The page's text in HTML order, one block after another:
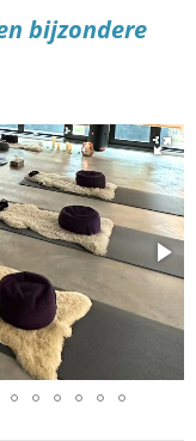
bijzondere